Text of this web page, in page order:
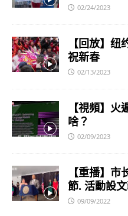
02/24/2023
【回放】
祝新春
02/13/2023
【視頻】
啥？
02/09/2023
【重播】
節. 活動設
09/09/2022